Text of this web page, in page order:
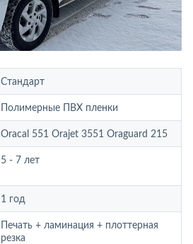
Стандарт
Полимерные ПВХ пленки
Oracal 551 Orajet 3551 Oraguard 215
5 - 7 лет
1 год
Печать + ламинация + плоттерная
резка